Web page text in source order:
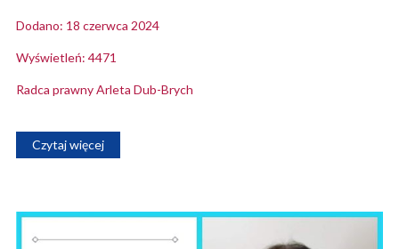
Dodano: 18 czerwca 2024
Wyświetleń: 4471
Radca prawny Arleta Dub-Brych
Czytaj więcej